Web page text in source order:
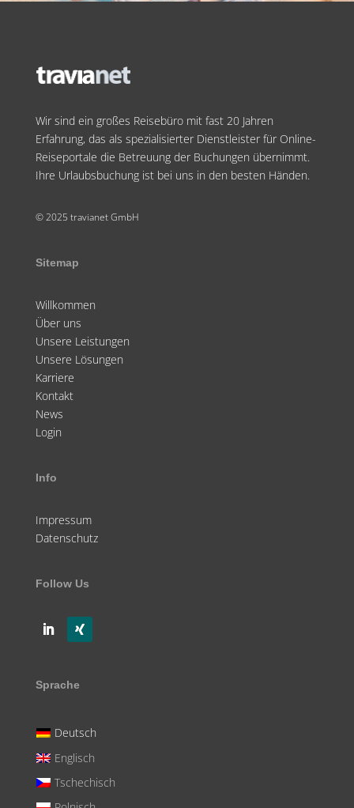
Wir sind ein großes Reisebüro mit fast 20 Jahren
Erfahrung, das als spezialisierter Dienstleister für Online-
Reiseportale die Betreuung der Buchungen übernimmt.
Ihre Urlaubsbuchung ist bei uns in den besten Händen.
© 2025 travianet GmbH
Sitemap
Willkommen
Über uns
Unsere Leistungen
Unsere Lösungen
Karriere
Kontakt
News
Login
Info
Impressum
Datenschutz
Follow Us
Sprache
Deutsch
Englisch
Tschechisch